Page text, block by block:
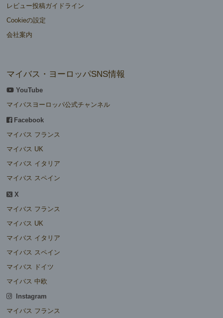
レビュー投稿ガイドライン
Cookieの設定
会社案内
マイバス・ヨーロッパSNS情報
YouTube
マイバスヨーロッパ公式チャンネル
Facebook
マイバス フランス
マイバス UK
マイバス イタリア
マイバス スペイン
X
マイバス フランス
マイバス UK
マイバス イタリア
マイバス スペイン
マイバス ドイツ
マイバス 中欧
Instagram
マイバス フランス